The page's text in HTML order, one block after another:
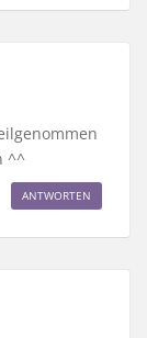
^^
ANTWORTEN